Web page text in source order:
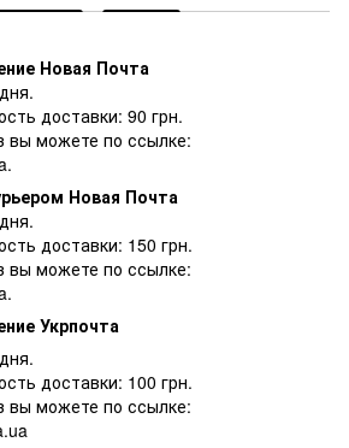
Новая Почта
доставки: 90 грн.
вы можете по ссылке:
Новая Почта
доставки: 150 грн.
вы можете по ссылке:
Укрпочта
доставки: 100 грн.
вы можете по ссылке: